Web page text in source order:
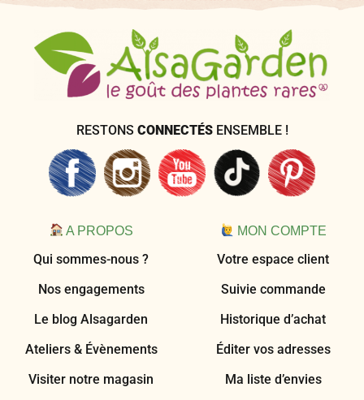
RESTONS CONNECTÉS ENSEMBLE !
A PROPOS
Qui sommes-nous ?
Nos engagements
Le blog Alsagarden
Ateliers & Évènements
Visiter notre magasin
MON COMPTE
Votre espace client
Suivie commande
Historique d’achat
Éditer vos adresses
Ma liste d’envies